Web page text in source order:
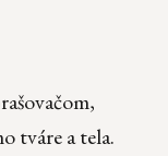
tváre a tela.